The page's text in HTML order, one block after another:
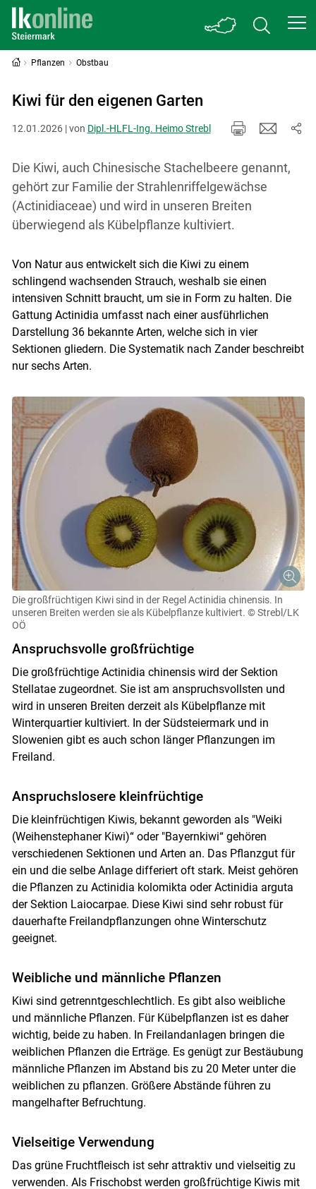
Skip to main content
Pflanzen Obstbau
Kiwi für den eigenen Garten
12.01.2026 | von Dipl.-HLFL-Ing. Heimo Strebl
Die Kiwi, auch Chinesische Stachelbeere genannt,
gehört zur Familie der Strahlenriffelgewächse
(Actinidiaceae) und wird in unseren Breiten
überwiegend als Kübelpflanze kultiviert.
Von Natur aus entwickelt sich die Kiwi zu einem
schlingend wachsenden Strauch, weshalb sie einen
intensiven Schnitt braucht, um sie in Form zu halten. Die
Gattung Actinidia umfasst nach einer ausführlichen
Darstellung 36 bekannte Arten, welche sich in vier
Sektionen gliedern. Die Systematik nach Zander beschreibt
nur sechs Arten.
Die großfrüchtigen Kiwi sind in der Regel Actinidia chinensis. In
unseren Breiten werden sie als Kübelpflanze kultiviert. © Strebl/LK
OÖ
Anspruchsvolle großfrüchtige
Die großfrüchtige Actinidia chinensis wird der Sektion
Stellatae zugeordnet. Sie ist am anspruchsvollsten und
wird in unseren Breiten derzeit als Kübelpflanze mit
Winterquartier kultiviert. In der Südsteiermark und in
Slowenien gibt es auch schon länger Pflanzungen im
Freiland.
Anspruchslosere kleinfrüchtige
Die kleinfrüchtigen Kiwis, bekannt geworden als "Weiki
(Weihenstephaner Kiwi)“ oder "Bayernkiwi“ gehören
verschiedenen Sektionen und Arten an. Das Pflanzgut für
ein und die selbe Anlage differiert oft stark. Meist gehören
die Pflanzen zu Actinidia kolomikta oder Actinidia arguta
der Sektion Laiocarpae. Diese Kiwi sind sehr robust für
dauerhafte Freilandpflanzungen ohne Winterschutz
geeignet.
Weibliche und männliche Pflanzen
Kiwi sind getrenntgeschlechtlich. Es gibt also weibliche
und männliche Pflanzen. Für Kübelpflanzen ist es daher
wichtig, beide zu haben. In Freilandanlagen bringen die
weiblichen Pflanzen die Erträge. Es genügt zur Bestäubung
männliche Pflanzen im Abstand bis zu 20 Meter unter die
weiblichen zu pflanzen. Größere Abstände führen zu
mangelhafter Befruchtung.
Vielseitige Verwendung
Das grüne Fruchtfleisch ist sehr attraktiv und vielseitig zu
verwenden. Als Frischobst werden großfrüchtige Kiwis mit